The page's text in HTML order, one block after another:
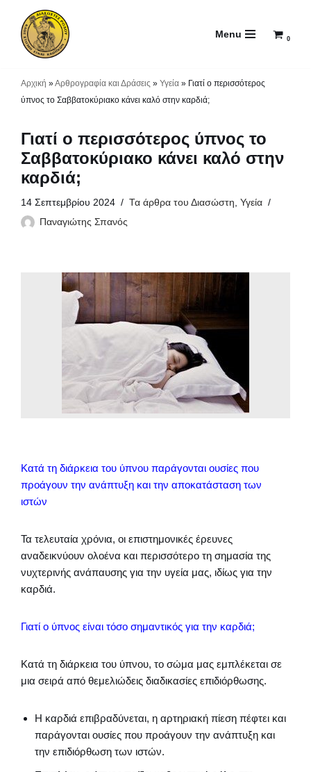
Μεταπηδήστε
Menu 0
Αρχική »Αρθρογραφία και Δράσεις » Υγεία » Γιατί ο περισσότερος
ύπνος το Σαββατοκύριακο κάνει καλό στην καρδιά;
Γιατί ο περισσότερος ύπνος το
Σαββατοκύριακο κάνει καλό στην
καρδιά;
14 Σεπτεμβρίου 2024 Τα άρθρα του Διασώστη, Υγεία
Παναγιώτης Σπανός
Κατά τη διάρκεια του ύπνου παράγονται ουσίες που
προάγουν την ανάπτυξη και την αποκατάσταση των
ιστών
Τα τελευταία χρόνια, οι επιστημονικές έρευνες
αναδεικνύουν ολοένα και περισσότερο τη σημασία της
νυχτερινής ανάπαυσης για την υγεία μας, ιδίως για την
καρδιά.
Γιατί ο ύπνος είναι τόσο σημαντικός για την καρδιά;
Κατά τη διάρκεια του ύπνου, το σώμα μας εμπλέκεται σε
μια σειρά από θεμελιώδεις διαδικασίες επιδιόρθωσης.
Η καρδιά επιβραδύνεται, η αρτηριακή πίεση πέφτει και
παράγονται ουσίες που προάγουν την ανάπτυξη και
την επιδιόρθωση των ιστών.